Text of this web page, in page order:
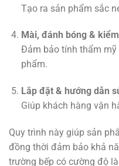
Tạo ra sản phẩm sắc
Mài, đánh bóng &
Đảm bảo tính thẩm
phẩm.
Lắp đặt & hướng dẫn
Giúp khách hàng vận
Quy trình này giúp sản
đồng thời đảm bảo khả
trường bếp có cường độ